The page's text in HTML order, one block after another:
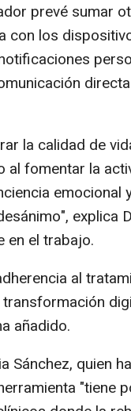
prevé sumar
con los
la calidad de
al fomentar la
emocional
explica
en el trabajo.
al
añadido.
Sánchez, quien
"tiene